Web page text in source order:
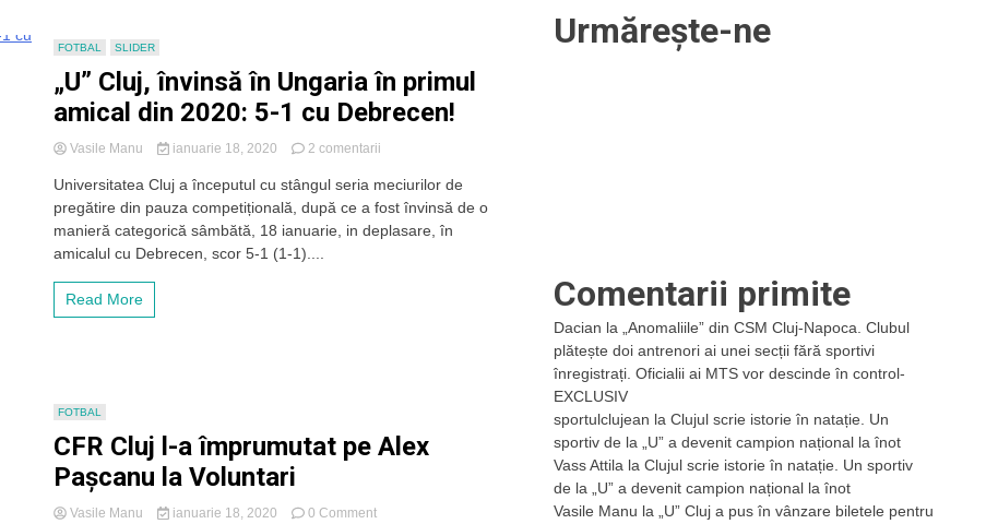
FOTBAL SLIDER
„U” Cluj, învinsă în Ungaria în primul
amical din 2020: 5-1 cu Debrecen!
Vasile Manu ianuarie 18, 2020 2 comentariila
Cluj,
învinsă
în
Universitatea Cluj a începutul cu stângul seria meciurilor de
pregătire din pauza competițională, după ce a fost învinsă de o
manieră categorică sâmbătă, 18 ianuarie, in deplasare, în
amicalul cu Debrecen, scor 5-1 (1-1)....
Read More
FOTBAL
CFR Cluj l-a împrumutat pe Alex
Pașcanu la Voluntari
Vasile Manu ianuarie 18, 2020 0 Commenton
Urmărește-ne
Comentarii primite
Dacian la
„Anomaliile” din CSM Cluj-Napoca. Clubul
plătește doi antrenori ai unei secții fără sportivi
înregistrați. Oficialii ai MTS vor descinde în control-
EXCLUSIV
sportulclujean la Clujul scrie istorie în natație. Un
sportiv de la „U” a devenit campion național la înot
Vass Attila la Clujul scrie istorie în natație. Un sportiv
de la „U” a devenit campion național la înot
Vasile Manu la
„U” Cluj a pus în vânzare biletele pentru